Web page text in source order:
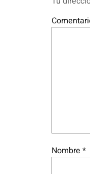
Nombre *